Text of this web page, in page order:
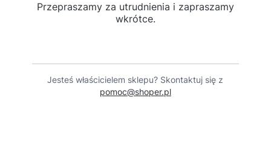
Przepraszamy za utrudnienia i zapraszamy
wkrótce.
Jesteś właścicielem sklepu? Skontaktuj się z
pomoc@shoper.pl